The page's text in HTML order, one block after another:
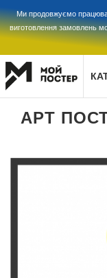
Ми продовжуємо
виготовлення замовлень
АРТ